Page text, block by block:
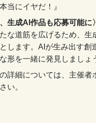
当にイヤだ！』
生成AI作品も応募可能に〉
な道筋を広げるため、生
します。AIが生み出す創
形を一緒に発見しましょ
詳細については、主催者
い。